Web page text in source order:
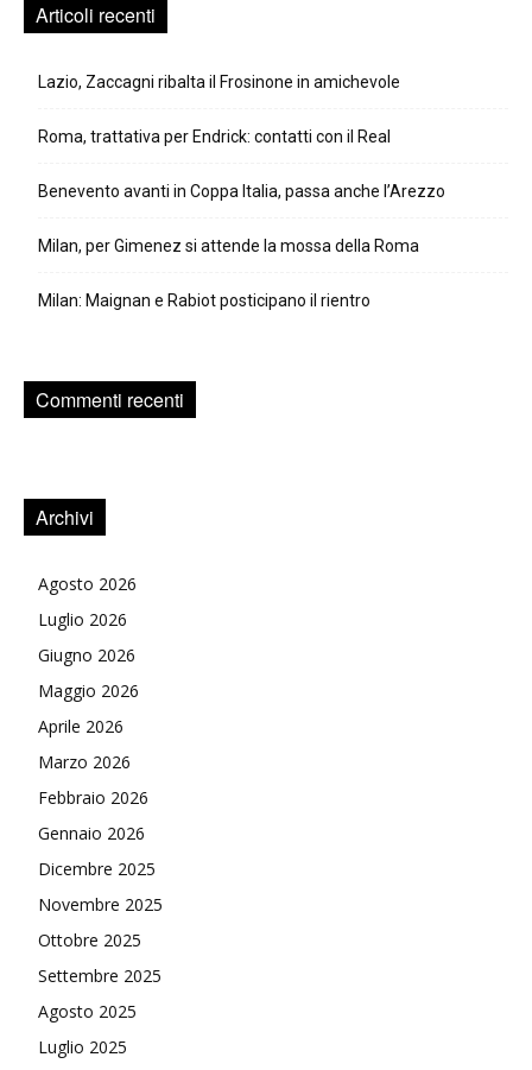
Articoli recenti
Lazio, Zaccagni ribalta il Frosinone in amichevole
Roma, trattativa per Endrick: contatti con il Real
Benevento avanti in Coppa Italia, passa anche l’Arezzo
Milan, per Gimenez si attende la mossa della Roma
Milan: Maignan e Rabiot posticipano il rientro
Commenti recenti
Archivi
Agosto 2026
Luglio 2026
Giugno 2026
Maggio 2026
Aprile 2026
Marzo 2026
Febbraio 2026
Gennaio 2026
Dicembre 2025
Novembre 2025
Ottobre 2025
Settembre 2025
Agosto 2025
Luglio 2025